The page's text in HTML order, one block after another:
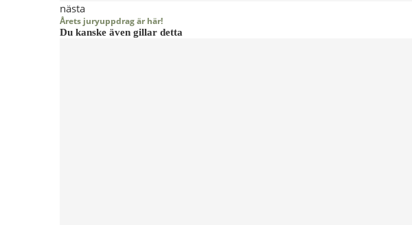
nästa
Årets juryuppdrag är här!
Du kanske även gillar detta